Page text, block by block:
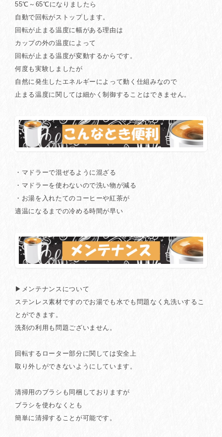
55℃～65℃になりましたら
自動で回転がストップします。
回転が止まる温度に幅がある理由は
カップの外の温度によって
回転が止まる温度が変動するからです。
何度も実験しましたが
自然に発生したエネルギーによって動く仕組みなので
止まる温度に関しては細かく制御することはできません。
・マドラーで混ぜるように混ざる
・マドラーを使わないので洗い物が減る
・お湯を入れたてのコーヒーや紅茶が
適温になるまでの冷める時間が早い
▶メンテナンスについて
ステンレス素材ですのでお湯でも水でも問題なく丸洗いするこ
とができます。
洗剤の利用も問題ございません。
回転するローター部分に関しては安全上
取り外しができないようにしています。
清掃用のブラシも同梱しておりますが
ブラシを使わなくとも
簡単に清掃することが可能です。